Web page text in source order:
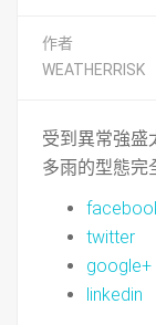
作者
WEATHERRISK
受到異常強盛
多雨的型態完
twitter
google+
linkedin